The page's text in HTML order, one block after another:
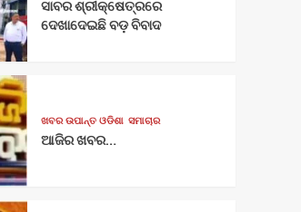
ସାବର ଶ୍ରୀକ୍ଷେତ୍ରରେ
ଦେଖାଦେଇଛି ବଡ଼ ବିବାଦ
ଖବର ଉପାନ୍ତ ଓଡିଶା ସମାଚାର
ଆଜିର ଖବର…